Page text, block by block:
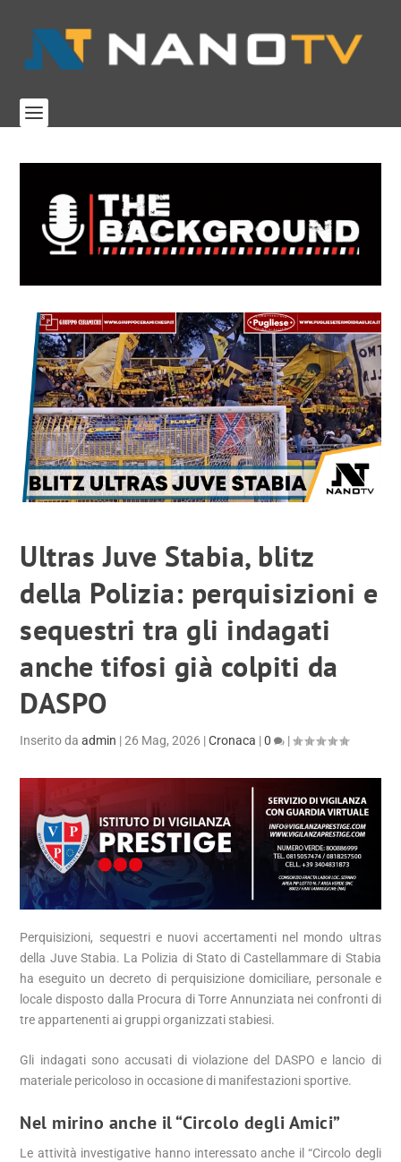
Ultras Juve Stabia, blitz
della Polizia: perquisizioni e
sequestri tra gli indagati
anche tifosi già colpiti da
DASPO
Inserito daadmin |26 Mag, 2026 |Cronaca |0 |
Perquisizioni, sequestri e nuovi accertamenti nel mondo ultras
della Juve Stabia. La Polizia di Stato di Castellammare di Stabia
ha eseguito un decreto di perquisizione domiciliare, personale e
locale disposto dalla Procura di Torre Annunziata nei confronti di
tre appartenenti ai gruppi organizzati stabiesi.
Gli indagati sono accusati di violazione del DASPO e lancio di
materiale pericoloso in occasione di manifestazioni sportive.
Nel mirino anche il “Circolo degli Amici”
Le attività investigative hanno interessato anche il “Circolo degli